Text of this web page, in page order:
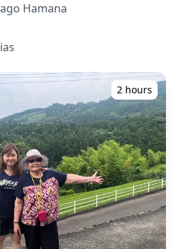
Hamana
2 hours